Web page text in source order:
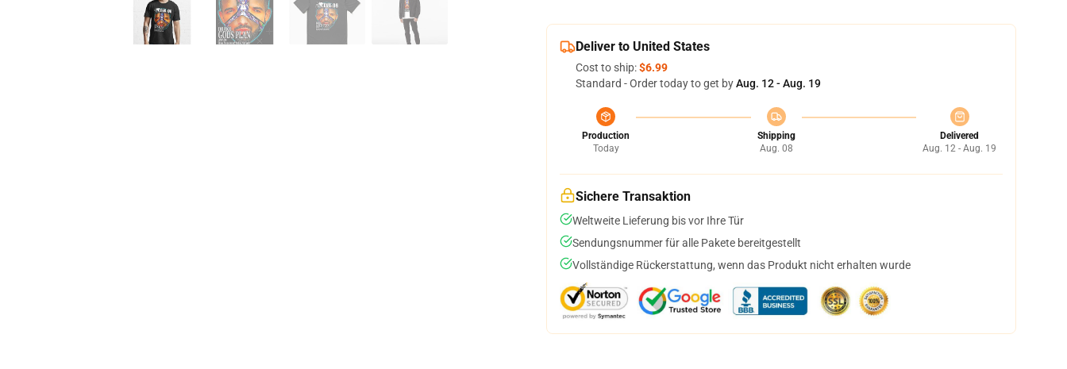
Deliver to United States
Cost to ship:$6.99
Standard - Order today to get byAug. 12 - Aug. 19
Production
Today
Shipping
Aug. 08
Delivered
Aug. 12 - Aug. 19
Sichere Transaktion
Weltweite Lieferung bis vor Ihre Tür
Sendungsnummer für alle Pakete bereitgestellt
Vollständige Rückerstattung, wenn das Produkt nicht erhalten wurde